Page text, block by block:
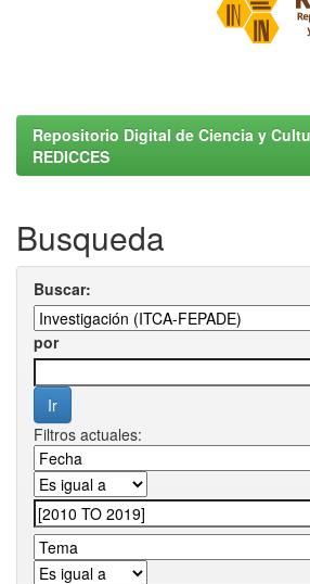
Repositorio Digital de Ciencia y
REDICCES
Busqueda
Buscar:
por
Filtros actuales: